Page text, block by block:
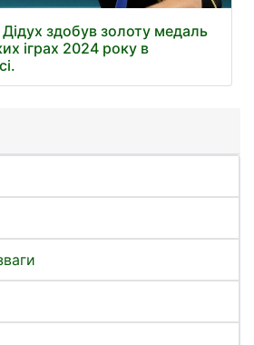
Дідух здобув золоту медаль
іграх 2024 року в